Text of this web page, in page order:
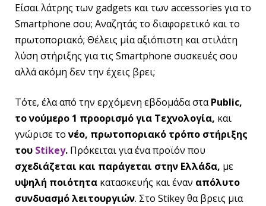
Είσαι λάτρης των gadgets και των accessories για το
Smartphone σου; Αναζητάς το διαφορετικό και το
πρωτοποριακό; Θέλεις μία αξιόπιστη και στιλάτη
λύση στήριξης για τις Smartphone συσκευές σου
αλλά ακόμη δεν την έχεις βρει;
Τότε, έλα από την ερχόμενη εβδομάδα σταPublic,
το νούμερο 1 προορισμό για Τεχνολογία, και
γνώρισε τονέο, πρωτοποριακό τρόπο στήριξης
του Stikey. Πρόκειται για ένα προϊόν που
σχεδιάζεται και παράγεται στην Ελλάδα, με
υψηλή ποιότητα κατασκευής και έναν απόλυτο
συνδυασμό λειτουργιών. Στο Stikey θα βρεις μια